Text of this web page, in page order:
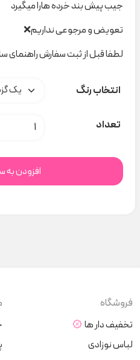
جیب پیش بند خرده هارا میگیرد
تعویض و مرجوعی نداریم❌
لطفا قبل از ثبت سفارش راهنمای
انتخاب رنگ
تعداد پک پیش بند۳ عددی کد A000125 عدد
افزودن به
فروشگاه
تخفیف دار ها
لباس نوزادی